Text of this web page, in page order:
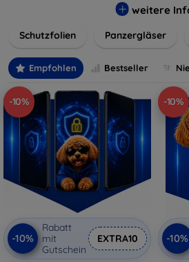
installieren und passgenau für jedes
wertvolles Gerät mit unseren
digitales Erlebnis.
weitere
Schutzfolien Panzergläser
Empfohlen Bestseller
-10%
-10%
Rabatt
mit
Gutschein
EXTRA10
-10%
-10%